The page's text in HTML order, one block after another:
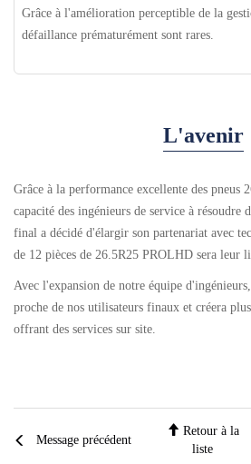
Grâce à l'amélioration perceptible de la
défaillance prématurément sont rares.
L'avenir
Grâce à la performance excellente des pneus
capacité des ingénieurs de service à résoudre
final a décidé d'élargir son partenariat avec
de 12 pièces de 26.5R25 PROLHD sera leur
Avec l'expansion de notre équipe
proche de nos utilisateurs finaux et créera
offrant des services sur site.
Message précédent
Retour à la
liste